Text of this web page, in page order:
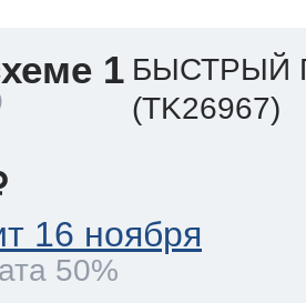
1 БЫСТРЫЙ
(TK26967)
16 ноября
50%